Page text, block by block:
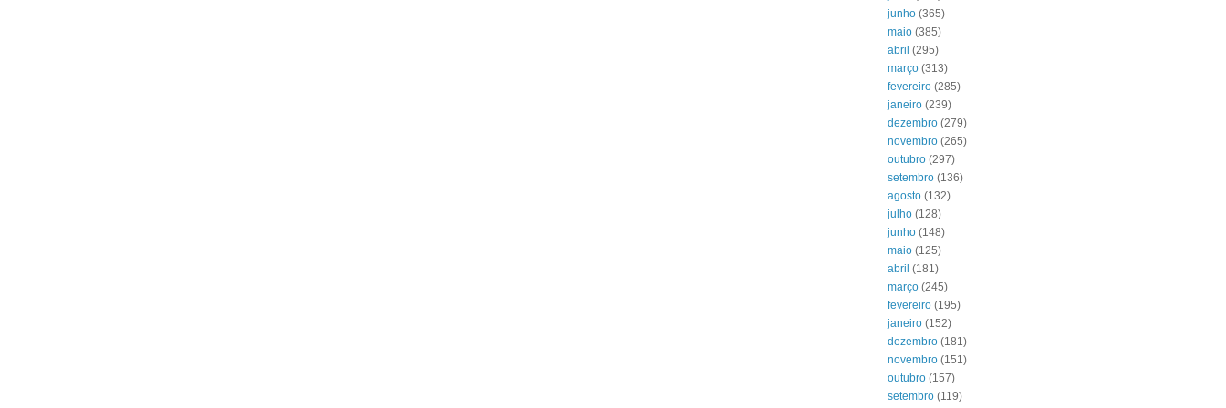
junho (365)
maio (385)
abril (295)
março (313)
fevereiro (285)
janeiro (239)
dezembro (279)
novembro (265)
outubro (297)
setembro (136)
agosto (132)
julho (128)
junho (148)
maio (125)
abril (181)
março (245)
fevereiro (195)
janeiro (152)
dezembro (181)
novembro (151)
outubro (157)
setembro (119)